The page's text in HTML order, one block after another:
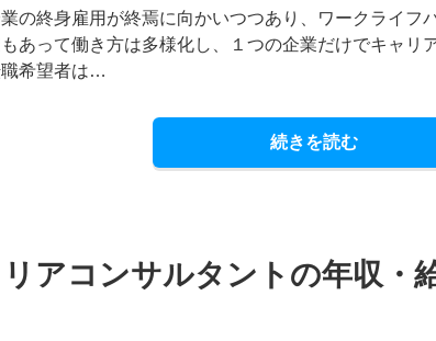
の終身雇用が終焉に向かいつつあり、ワークライフ
あって働き方は多様化し、１つの企業だけでキャリ
希望者は…
続きを読む
アコンサルタントの年収・